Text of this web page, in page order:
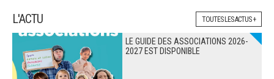
L'ACTU TOUTES LES ACTUS +
LE GUIDE DES ASSOCIATIONS 2026-
2027 EST DISPONIBLE